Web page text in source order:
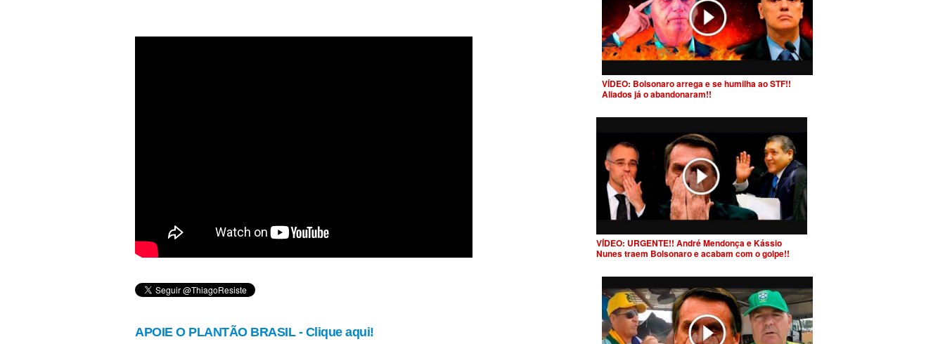
APOIE O PLANTÃO BRASIL - Clique aqui!
VÍDEO: Bolsonaro arrega e se humilha ao STF!!
Aliados já o abandonaram!!
VÍDEO: URGENTE!! André Mendonça e Kássio
Nunes traem Bolsonaro e acabam com o golpe!!